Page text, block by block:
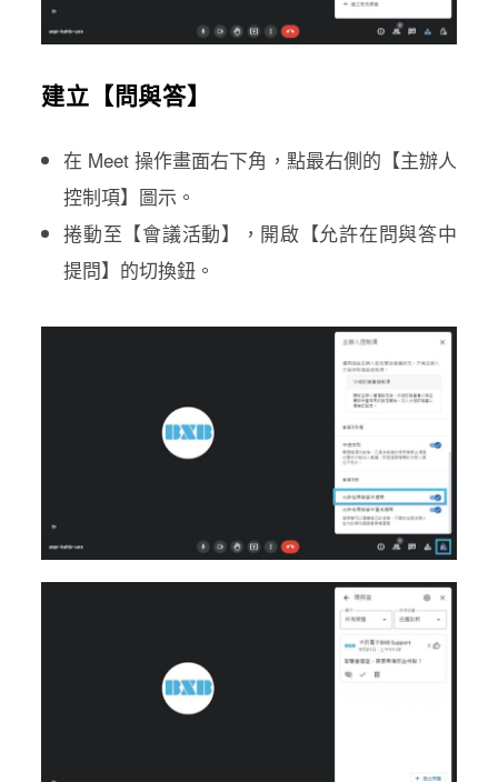
建立【問與答】
在 Meet 操作畫面右下角，點最右側的【主辦人
控制項】圖示。
捲動至【會議活動】，開啟【允許在問與答中
提問】的切換鈕。